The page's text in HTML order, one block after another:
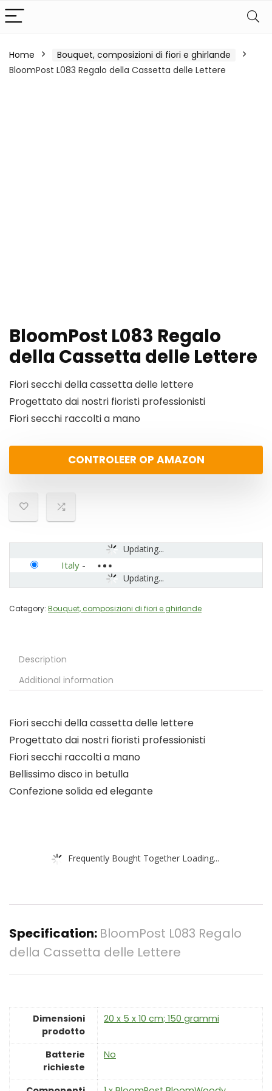
Home
Bouquet, composizioni di fiori e ghirlande
BloomPost L083 Regalo della Cassetta delle Lettere
BloomPost L083 Regalo
della Cassetta delle Lettere
Fiori secchi della cassetta delle lettere
Progettato dai nostri fioristi professionisti
Fiori secchi raccolti a mano
CONTROLEER OP AMAZON
Updating...
Updating...
Italy -
Category: Bouquet, composizioni di fiori e ghirlande
Description
Additional information
Fiori secchi della cassetta delle lettere
Progettato dai nostri fioristi professionisti
Fiori secchi raccolti a mano
Bellissimo disco in betulla
Confezione solida ed elegante
Frequently Bought Together Loading...
Specification: BloomPost L083 Regalo
della Cassetta delle Lettere
Dimensioni
prodotto
‎20 x 5 x 10 cm; 150 grammi
Batterie
richieste
‎No